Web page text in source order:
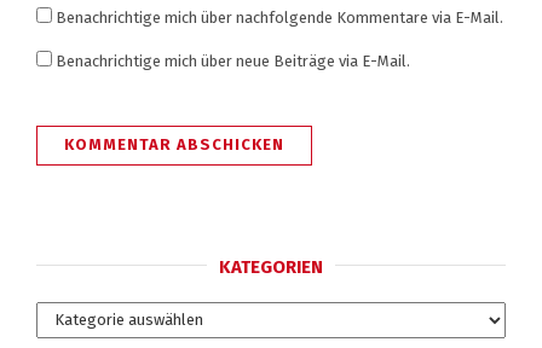
Benachrichtige mich über nachfolgende Kommentare via E-Mail.
Benachrichtige mich über neue Beiträge via E-Mail.
KATEGORIEN
Kategorien